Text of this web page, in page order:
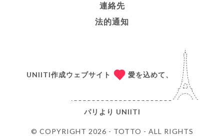
連絡先
法的通知
© COPYRIGHT 2026 - TOTTO - ALL RIGHTS
UNIITI作成ウェブサイト 愛を込めて、
パリより UNIITI